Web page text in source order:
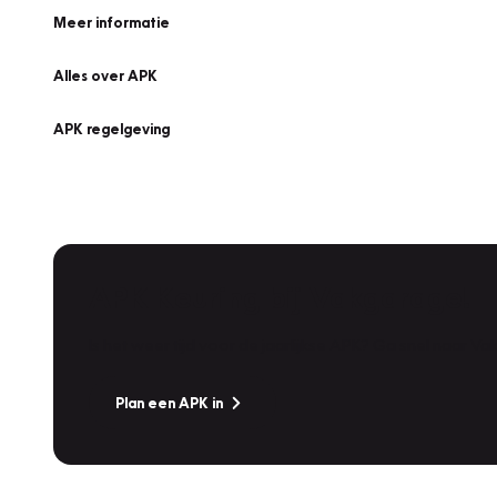
Meer informatie
Alles over APK
APK regelgeving
Plan een APK in